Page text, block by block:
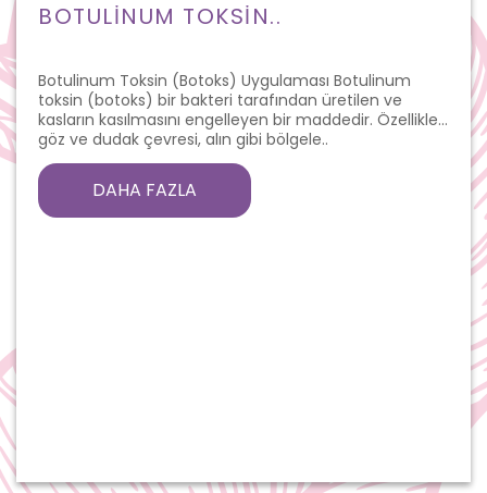
BOTULINUM TOKSIN..
Botulinum Toksin (Botoks) Uygulaması Botulinum
toksin (botoks) bir bakteri tarafından üretilen ve
kasların kasılmasını engelleyen bir maddedir. Özellikle
göz ve dudak çevresi, alın gibi bölgele..
DAHA FAZLA